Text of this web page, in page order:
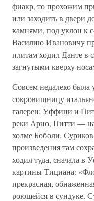
фиакр, то прохожим
или заходить в двери
камнями, под уклон к
Василию Ивановичу
плитам ходил Данте в
загнутыми кверху
Совсем недалеко
сокровищницу
галереи: Уффици и
реки Арно, Питти —
холме Боболи. Суриков
произведения там
ходил туда, сначала
картины Тициана:
прекрасная,
роющейся в сундуке.